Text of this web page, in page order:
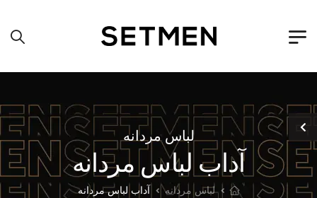
لباس مردانه
آداب لباس مردانه
لباس مردانه آداب لباس مردانه